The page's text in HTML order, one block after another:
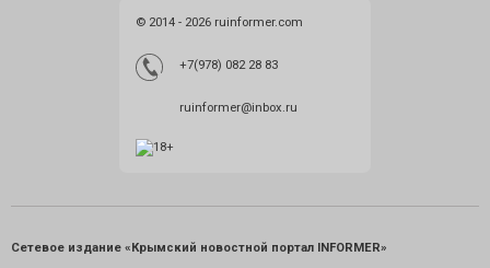
© 2014 - 2026 ruinformer.com
+7(978) 082 28 83
ruinformer@inbox.ru
Сетевое издание «Крымский новостной портал INFORMER»